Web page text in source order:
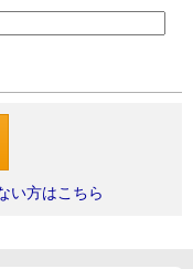
い方はこちら